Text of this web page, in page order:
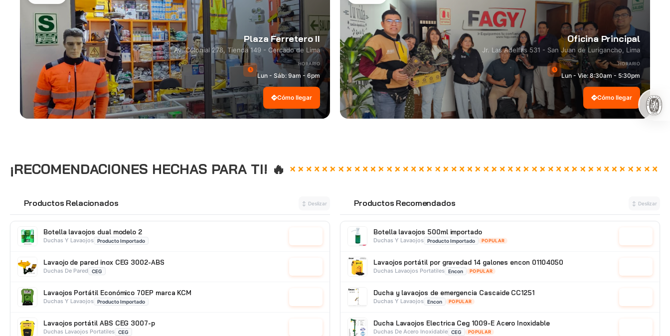
Plaza Ferretero II
Av. Colonial 278, Tienda 149 - Cercado de Lima
HORARIO
Lun - Sáb: 9am - 6pm
Cómo llegar
Oficina Principal
Jr. Las Adelfas 531 - San Juan de Lurigancho, Lima
HORARIO
Lun - Vie: 8:30am - 5:30pm
Cómo llegar
¡RECOMENDACIONES HECHAS PARA TI! 🔥
Productos Relacionados ↕ Deslizar
Botella lavaojos dual modelo 2
Duchas Y Lavaojos Producto Importado
Lavaojo de pared inox CEG 3002-ABS
Duchas De Pared CEG
Lavaojos Portátil Económico 70EP marca KCM
Duchas Y Lavaojos Producto Importado
Lavaojos portátil ABS CEG 3007-p
Duchas Lavaojos Portatiles CEG
Productos Recomendados ↕ Deslizar
Botella lavaojos 500ml importado
Duchas Y Lavaojos Producto Importado POPULAR
Lavaojos portátil por gravedad 14 galones encon 01104050
Duchas Lavaojos Portatiles Encon POPULAR
Ducha y lavaojos de emergencia Cascaide CC1251
Duchas Y Lavaojos Encon POPULAR
Ducha Lavaojos Electrica Ceg 1009-E Acero Inoxidable
Duchas De Acero Inoxidable CEG POPULAR